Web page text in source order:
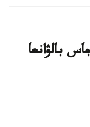
بالۋانعا